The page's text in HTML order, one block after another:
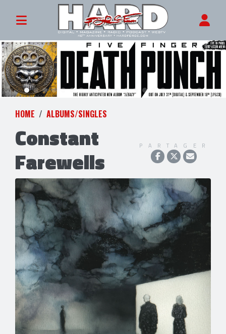
HOME ALBUMS/SINGLES
Constant
Farewells
PARTAGER